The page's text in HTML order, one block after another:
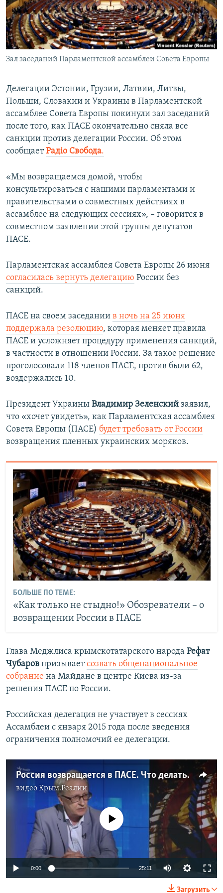
ПОБЕДИТЕЛЕЙ НЕ СУДЯТ?
КРЫМ.НЕПОКОРЕННЫЙ
ELIFBE
УКРАИНСКАЯ ПРОБЛЕМА КРЫМА
ПРИСОЕДИНЯЙТЕСЬ!
Зал заседаний Парламентской ассамблеи Совета Европы
Делегации Эстонии, Грузии, Латвии, Литвы,
Польши, Словакии и Украины в Парламентской
ассамблее Совета Европы покинули зал заседаний
после того, как ПАСЕ окончательно сняла все
санкции против делегации России. Об этом
сообщаетРадіо Свобода.
«Мы возвращаемся домой, чтобы
консультироваться с нашими парламентами и
правительствами о совместных действиях в
ассамблее на следующих сессиях», – говорится в
совместном заявлении этой группы депутатов
ПАСЕ.
Парламентская ассамблея Совета Европы 26 июня
согласилась вернуть делегацию России без
санкций.
ПАСЕ на своем заседании в ночь на 25 июня
поддержала резолюцию, которая меняет правила
ПАСЕ и усложняет процедуру применения санкций,
в частности в отношении России. За такое решение
проголосовали 118 членов ПАСЕ, против были 62,
воздержались 10.
Президент Украины Владимир Зеленский заявил,
что «хочет увидеть», как Парламентская ассамблея
Совета Европы (ПАСЕ) будет требовать от России
возвращения пленных украинских моряков.
БОЛЬШЕ ПО ТЕМЕ:
«Как только не стыдно!» Обозреватели – о
возвращении России в ПАСЕ
Глава Меджлиса крымскотатарского народа Рефат
Чубаров призываетсозвать общенациональное
собрание на Майдане в центре Киева из-за
решения ПАСЕ по России.
Российская делегация не участвует в сессиях
Ассамблеи с января 2015 года после введения
ограничения полномочий ее делегации.
Россия возвращается в ПАСЕ. Что делать Украине? (видео)
видеоКрым.Реалии
No media source currently available
0:00 25:11
Загрузить